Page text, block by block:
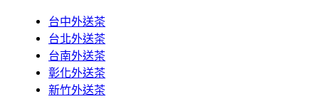
台中外送茶
台北外送茶
台南外送茶
彰化外送茶
新竹外送茶